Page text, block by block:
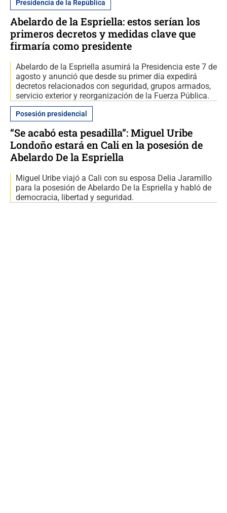
Presidencia de la República
Abelardo de la Espriella: estos serían los
primeros decretos y medidas clave que
firmaría como presidente
Abelardo de la Espriella asumirá la Presidencia este 7 de
agosto y anunció que desde su primer día expedirá
decretos relacionados con seguridad, grupos armados,
servicio exterior y reorganización de la Fuerza Pública.
Posesión presidencial
“Se acabó esta pesadilla”: Miguel Uribe
Londoño estará en Cali en la posesión de
Abelardo De la Espriella
Miguel Uribe viajó a Cali con su esposa Delia Jaramillo
para la posesión de Abelardo De la Espriella y habló de
democracia, libertad y seguridad.